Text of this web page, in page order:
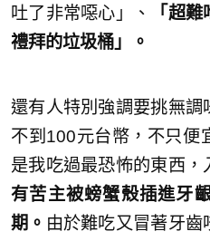
吐了非常噁心」、
「超
禮拜的垃圾桶」。
還有人特別強調要挑無
不到100元台幣，不只便
是我吃過最恐怖的東西，
有苦主被螃蟹殼插進牙
期。 由於難吃又冒著牙齒